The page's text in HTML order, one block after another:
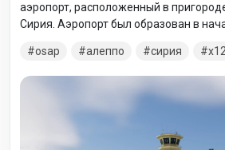
аэропорт, расположенный в
Сирия. Аэропорт был образован в
открыт современный терминал. В
аэропорт приостанавливал свою
года до 22 января 2014 года.
osap алеппо сирия x12